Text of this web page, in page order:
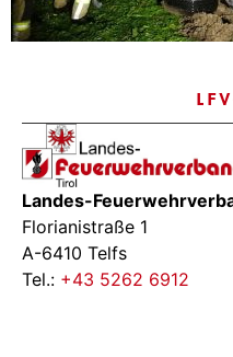
Landes-
Florianistraße 1
A-6410 Telfs
Tel.: +43 5262 6912